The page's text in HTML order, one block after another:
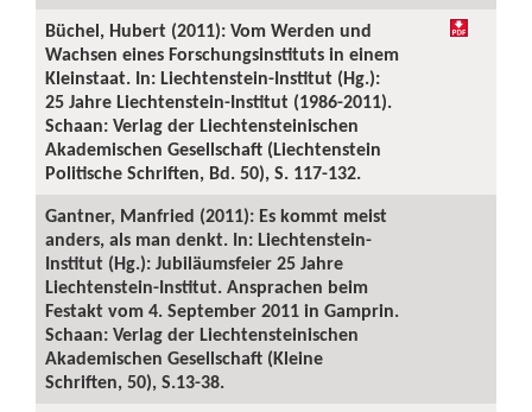
Büchel, Hubert (2011): Vom Werden und
Wachsen eines Forschungsinstituts in einem
Kleinstaat. In: Liechtenstein-Institut (Hg.):
25 Jahre Liechtenstein-Institut (1986-2011).
Schaan: Verlag der Liechtensteinischen
Akademischen Gesellschaft (Liechtenstein
Politische Schriften, Bd. 50), S. 117-132.
Gantner, Manfried (2011): Es kommt meist
anders, als man denkt. In: Liechtenstein-
Institut (Hg.): Jubiläumsfeier 25 Jahre
Liechtenstein-Institut. Ansprachen beim
Festakt vom 4. September 2011 in Gamprin.
Schaan: Verlag der Liechtensteinischen
Akademischen Gesellschaft (Kleine
Schriften, 50), S.13-38.